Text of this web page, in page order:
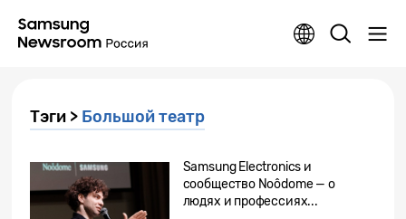
Тэги > Большой театр
Samsung Electronics и
сообщество Noôdome — о
людях и профессиях...